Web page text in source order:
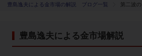
豊島逸夫による金市場の解説 ブログ一覧
第二波
豊島逸夫による金市場解説
各種お手続き